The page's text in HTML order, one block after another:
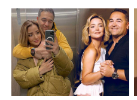
Aysel dərin yarıqlı ağ libasda göz
oxşayıb. Zərifliyi və gözəlliyi ilə
diqqət çəkən sənətçinin paylaşımın